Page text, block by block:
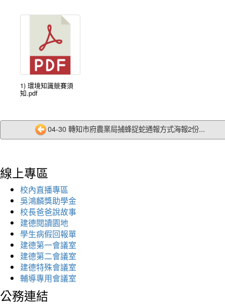
1) 環境知識競賽須
知.pdf
04-30 轉知市府農業局捕蜂捉蛇通報方式海報2份...
線上專區
校內直播專區
吳鴻麟獎助學金
校長爸爸說故事
建德閱讀園地
學生病假回報單
建德第一會議室
建德第二會議室
建德特殊會議室
輔導專用會議室
公務連結